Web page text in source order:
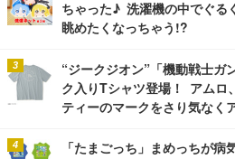
ちゃった♪ 洗濯機の中でぐる
眺めたくなっちゃう!?
“ジークジオン”「機動戦士ガ
ク入りTシャツ登場！ アムロ
ティーのマークをさり気なく
「たまごっち」まめっちが